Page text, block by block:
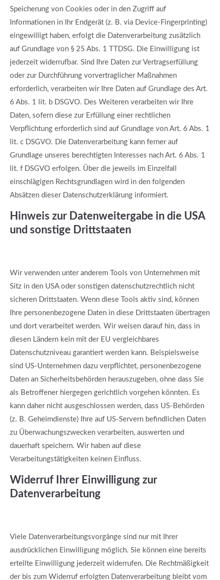
Speicherung von Cookies oder in den Zugriff auf
Informationen in Ihr Endgerät (z. B. via Device-Fingerprinting)
eingewilligt haben, erfolgt die Datenverarbeitung zusätzlich
auf Grundlage von § 25 Abs. 1 TTDSG. Die Einwilligung ist
jederzeit widerrufbar. Sind Ihre Daten zur Vertragserfüllung
oder zur Durchführung vorvertraglicher Maßnahmen
erforderlich, verarbeiten wir Ihre Daten auf Grundlage des Art.
6 Abs. 1 lit. b DSGVO. Des Weiteren verarbeiten wir Ihre
Daten, sofern diese zur Erfüllung einer rechtlichen
Verpflichtung erforderlich sind auf Grundlage von Art. 6 Abs. 1
lit. c DSGVO. Die Datenverarbeitung kann ferner auf
Grundlage unseres berechtigten Interesses nach Art. 6 Abs. 1
lit. f DSGVO erfolgen. Über die jeweils im Einzelfall
einschlägigen Rechtsgrundlagen wird in den folgenden
Absätzen dieser Datenschutzerklärung informiert.
Hinweis zur Datenweitergabe in die USA
und sonstige Drittstaaten
Wir verwenden unter anderem Tools von Unternehmen mit
Sitz in den USA oder sonstigen datenschutzrechtlich nicht
sicheren Drittstaaten. Wenn diese Tools aktiv sind, können
Ihre personenbezogene Daten in diese Drittstaaten übertragen
und dort verarbeitet werden. Wir weisen darauf hin, dass in
diesen Ländern kein mit der EU vergleichbares
Datenschutzniveau garantiert werden kann. Beispielsweise
sind US-Unternehmen dazu verpflichtet, personenbezogene
Daten an Sicherheitsbehörden herauszugeben, ohne dass Sie
als Betroffener hiergegen gerichtlich vorgehen könnten. Es
kann daher nicht ausgeschlossen werden, dass US-Behörden
(z. B. Geheimdienste) Ihre auf US-Servern befindlichen Daten
zu Überwachungszwecken verarbeiten, auswerten und
dauerhaft speichern. Wir haben auf diese
Verarbeitungstätigkeiten keinen Einfluss.
Widerruf Ihrer Einwilligung zur
Datenverarbeitung
Viele Datenverarbeitungsvorgänge sind nur mit Ihrer
ausdrücklichen Einwilligung möglich. Sie können eine bereits
erteilte Einwilligung jederzeit widerrufen. Die Rechtmäßigkeit
der bis zum Widerruf erfolgten Datenverarbeitung bleibt vom